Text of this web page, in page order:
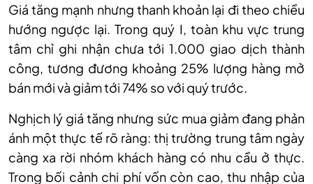
Giá tăng mạnh nhưng thanh khoản lại đi theo chiều
hướng ngược lại. Trong quý I, toàn khu vực trung
tâm chỉ ghi nhận chưa tới 1.000 giao dịch thành
công, tương đương khoảng 25% lượng hàng mở
bán mới và giảm tới 74% so với quý trước.
Nghịch lý giá tăng nhưng sức mua giảm đang phản
ánh một thực tế rõ ràng: thị trường trung tâm ngày
càng xa rời nhóm khách hàng có nhu cầu ở thực.
Trong bối cảnh chi phí vốn còn cao, thu nhập của